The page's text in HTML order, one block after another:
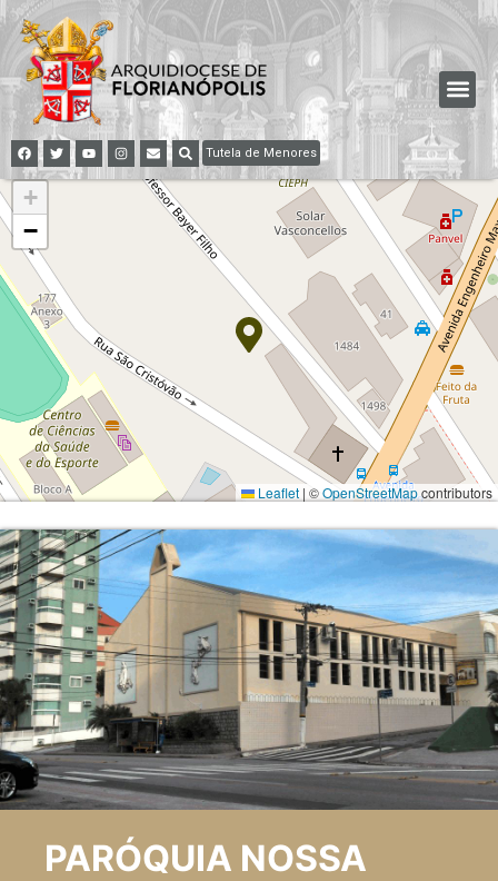
Tutela de Menores
+
−
Leaflet | ©OpenStreetMapcontributors
PARÓQUIA NOSSA